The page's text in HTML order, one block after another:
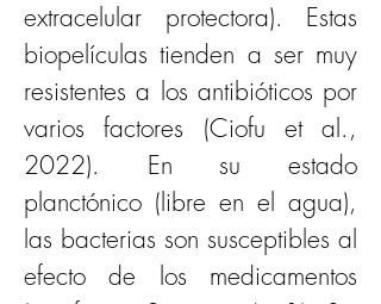
extracelular protectora). Estas
biopelículas tienden a ser muy
resistentes a los antibióticos por
varios factores (Ciofu et al.,
2022). En su estado
planctónico (libre en el agua),
las bacterias son susceptibles al
efecto de los medicamentos